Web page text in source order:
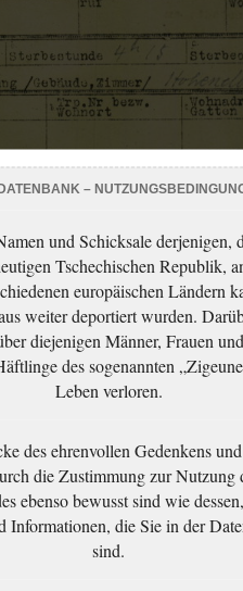
–
und Schicksale derjenigen,
Tschechischen Republik,
europäischen Ländern
weiter deportiert wurden.
diejenigen Männer, Frauen
des sogenannten
Leben verloren.
des ehrenvollen Gedenkens
die Zustimmung zur Nutzung
ebenso bewusst sind wie
Informationen, die Sie in der
sind.